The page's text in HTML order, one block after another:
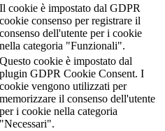
Il cookie è impostato dal GDPR
cookie consenso per registrare il
consenso dell'utente per i cookie
nella categoria "Funzionali".
Questo cookie è impostato dal
plugin GDPR Cookie Consent. I
cookie vengono utilizzati per
memorizzare il consenso dell'utente
per i cookie nella categoria
"Necessari".